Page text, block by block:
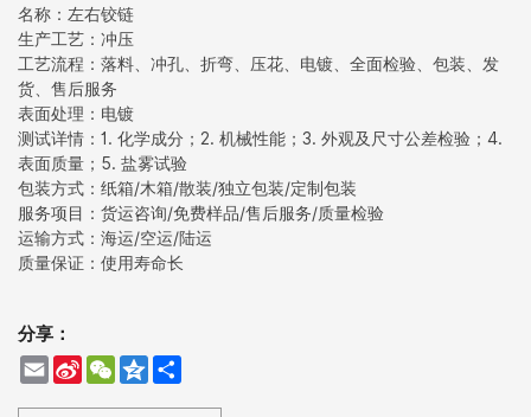
名称：左右铰链
生产工艺：冲压
工艺流程：落料、冲孔、折弯、压花、电镀、全面检验、包装、发
货、售后服务
表面处理：电镀
测试详情：1. 化学成分；2. 机械性能；3. 外观及尺寸公差检验；4.
表面质量；5. 盐雾试验
包装方式：纸箱/木箱/散装/独立包装/定制包装
服务项目：货运咨询/免费样品/售后服务/质量检验
运输方式：海运/空运/陆运
质量保证：使用寿命长
分享：
EmailSina
Weibo
WeChat
QzoneShare